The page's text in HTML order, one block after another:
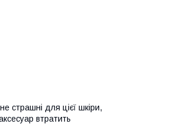
страшні для цієї шкіри,
втратить